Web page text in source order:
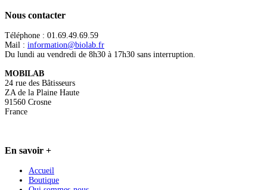
Nous contacter
Téléphone : 01.69.49.69.59
Mail : information@biolab.fr
Du lundi au vendredi de 8h30 à 17h30 sans interruption.
MOBILAB
24 rue des Bâtisseurs
ZA de la Plaine Haute
91560 Crosne
France
En savoir +
Accueil
Boutique